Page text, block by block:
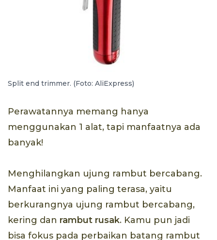
Split end trimmer. (Foto: AliExpress)
Perawatannya memang hanya
menggunakan 1 alat, tapi manfaatnya ada
banyak!
Menghilangkan ujung rambut bercabang.
Manfaat ini yang paling terasa, yaitu
berkurangnya ujung rambut bercabang,
kering dan rambut rusak. Kamu pun jadi
bisa fokus pada perbaikan batang rambut